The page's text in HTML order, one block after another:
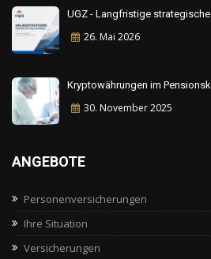
UGZ - Langfristige
26. Mai 2026
Kryptowährungen im
30. November2025
ANGEBOTE
Personenversicherungen
Ihre Situation
Versicherungen